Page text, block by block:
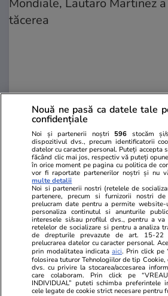
GSP.ro
Uitat pe bancă în finala Cupei
Mondiale, Lautaro Martinez a
tăcerea
Nouă ne pasă ca datele tale
confidențiale
Noi și partenerii noștri 596 stocăm și/
dispozitivul dvs., precum identificatorii
datelor cu caracter personal. Puteți accepta
făcând clic mai jos, respectiv vă puteți
în orice moment pe pagina cu politica de
vor fi raportate partenerilor noștri și nu
multe detalii
Noi si partenerii nostri (retelele de
partenere, precum si furnizorii nostri
prelucram date pentru a permite website-
personaliza continutul si anunturile
interesele si/sau profilul dvs., pentru a
retelelor de socializare si pentru a analiza
de drepturile prevazute de art. 15-22
prelucrarea datelor cu caracter personal.
prin modalitatea indicataaici. Prin click pe
folosirea tuturor Tehnologiilor de tip
dvs. cu privire la stocarea/accesarea
care colaboram. Prin click pe
INDIVIDUAL” puteti schimba
cele legate de cookie strict necesare pentru